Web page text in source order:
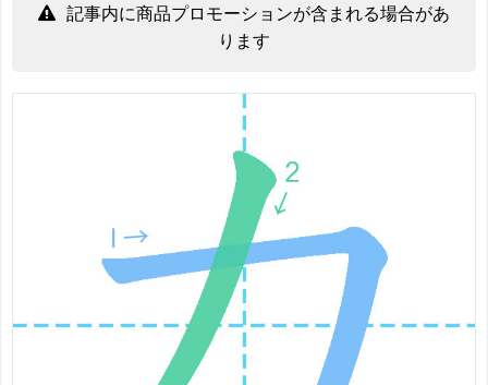
記事内に商品プロモーションが含まれる場合があ
ります